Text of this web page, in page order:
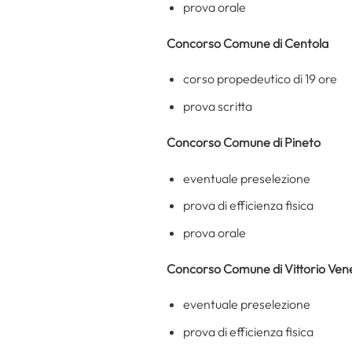
prova orale
Concorso Comune di Centola
corso propedeutico di 19 ore
prova scritta
Concorso Comune di Pineto
eventuale preselezione
prova di efficienza fisica
prova orale
Concorso Comune di Vittorio
eventuale preselezione
prova di efficienza fisica